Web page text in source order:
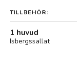
TILLBEHÖR:
1 huvud
Isbergssallat